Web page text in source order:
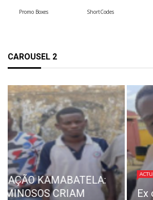
Promo Boxes ShortCodes
CAROUSEL 2
ACTUAL
Ex criminoso cria associação